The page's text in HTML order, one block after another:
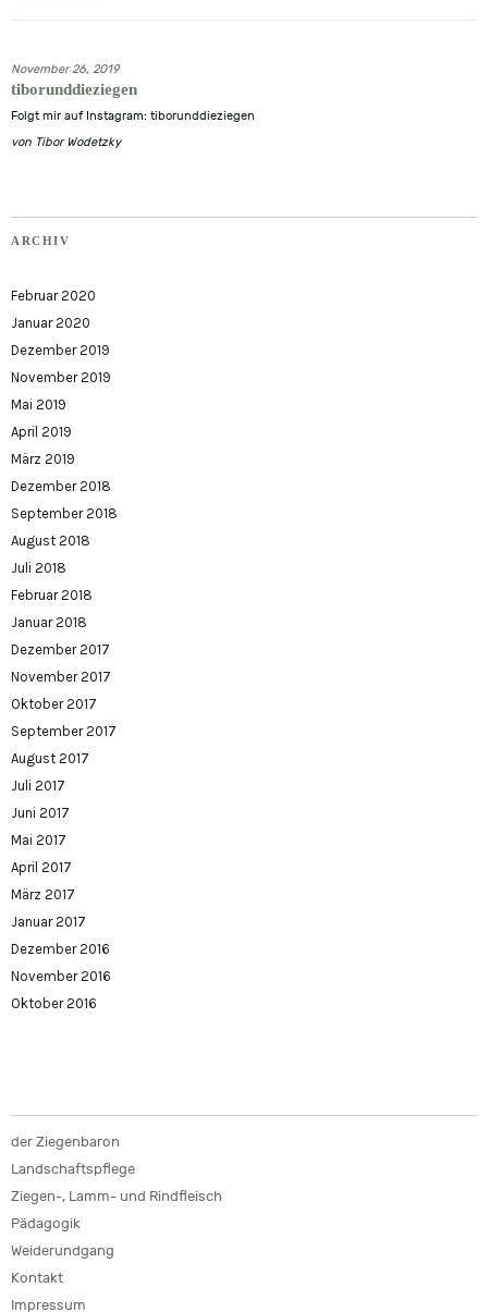
November 26, 2019
tiborunddieziegen
Folgt mir auf Instagram: tiborunddieziegen
von Tibor Wodetzky
ARCHIV
Februar 2020
Januar 2020
Dezember 2019
November 2019
Mai 2019
April 2019
März 2019
Dezember 2018
September 2018
August 2018
Juli 2018
Februar 2018
Januar 2018
Dezember 2017
November 2017
Oktober 2017
September 2017
August 2017
Juli 2017
Juni 2017
Mai 2017
April 2017
März 2017
Januar 2017
Dezember 2016
November 2016
Oktober 2016
der Ziegenbaron
Landschaftspflege
Ziegen-, Lamm- und Rindfleisch
Pädagogik
Weiderundgang
Kontakt
Impressum